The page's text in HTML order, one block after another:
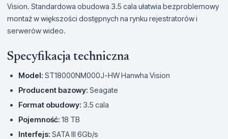
Vision. Standardowa obudowa 3.5 cala ułatwia bezproblemowy
montaż w większości dostępnych na rynku rejestratorów i
serwerów wideo.
Specyfikacja techniczna
Model: ST18000NM000J-HW Hanwha Vision
Producent bazowy: Seagate
Format obudowy: 3.5 cala
Pojemność: 18 TB
Interfejs: SATA III 6Gb/s